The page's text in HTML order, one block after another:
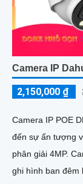
Camera IP
2,150,000 ₫
Camera IP POE
đến sự ấn tượng
phân giải 4MP. Camera trang bị công nghệ ánh sáng kép hỗ trợ
ghi hình ban đêm